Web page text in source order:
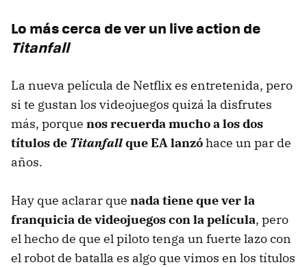
Lo más cerca de ver un live action de
Titanfall
La nueva película de Netflix es entretenida, pero
si te gustan los videojuegos quizá la disfrutes
más, porque nos recuerda mucho a los dos
títulos de Titanfallque EA lanzóhace un par de
años.
Hay que aclarar que nada tiene que ver la
franquicia de videojuegos con la película, pero
el hecho de que el piloto tenga un fuerte lazo con
el robot de batalla es algo que vimos en los títulos